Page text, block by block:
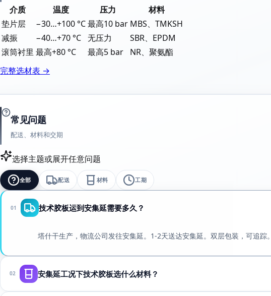
介质 温度 压力
材料
垫片层
−30…+100 °C最高10 bar MBS、TMKSH
减振
−40…+70 °C 无压力
SBR、EPDM
滚筒衬里 最高+80 °C 最高5 bar
NR、聚氨酯
完整选材表 →
常见问题
配送、材料和交期
选择主题或展开任意问题
全部 配送 材料 工期
01 技术胶板运到安集延需要多久？
塔什干生产，物流公司发往安集延。1-2天送达安集延。双层包装，可追踪。
02 安集延工况下技术胶板选什么材料？